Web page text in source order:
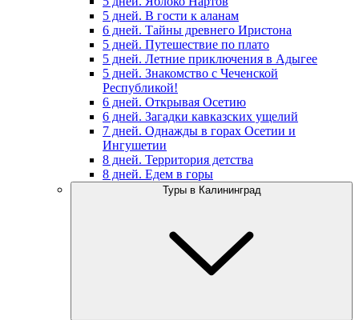
5 дней. В гости к аланам
6 дней. Тайны древнего Иристона
5 дней. Путешествие по плато
5 дней. Летние приключения в Адыгее
5 дней. Знакомство с Чеченской
Республикой!
6 дней. Открывая Осетию
6 дней. Загадки кавказских ущелий
7 дней. Однажды в горах Осетии и
Ингушетии
8 дней. Территория детства
8 дней. Едем в горы
Туры в Калининград